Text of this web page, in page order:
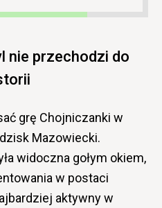
nie przechodzi do
grę Chojniczanki w
Mazowiecki.
widoczna gołym okiem,
w postaci
aktywny w